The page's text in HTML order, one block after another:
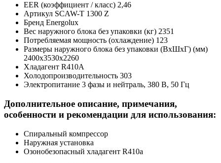
EER (коэффициент / класс) 2,46
Артикул SCAW-T 1300 Z
Бренд Energolux
Вес наружного блока без упаковки (кг) 2351
Потребляемая мощность (охлаждение) 123
Размеры наружного блока без упаковки (ВхШхГ) (мм)
2400x3530x2260
Хладагент R410A
Холодопроизводительность 303
Электропитание 3 фазы и нейтраль, 380 В, 50 Гц
Дополнительное описание, примечания,
особенности и рекомендации для использования:
Спиральный компрессор
Наружная установка
Озонобезопасный хладагент R410a